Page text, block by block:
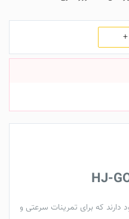
دارند که برای تمرینات سرعتی و